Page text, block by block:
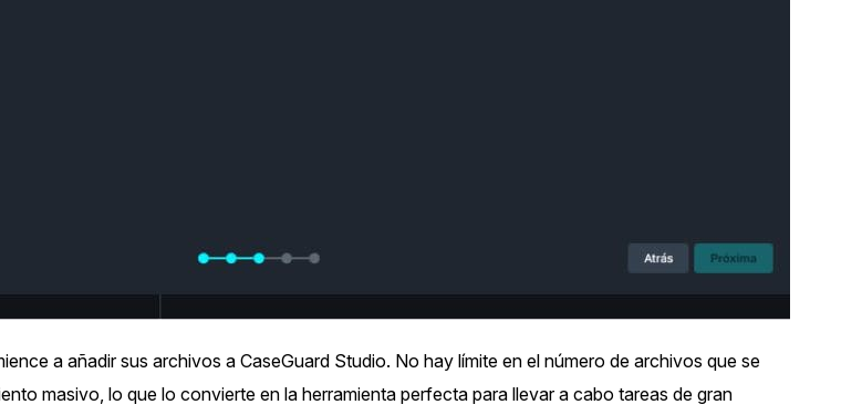
a añadir sus archivos a CaseGuard Studio. No hay límite en el número de archivos que se
masivo, lo que lo convierte en la herramienta perfecta para llevar a cabo tareas de gran